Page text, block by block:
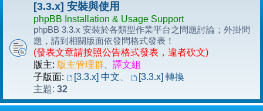
[3.3.x] 安裝與使用
phpBB Installation & Usage Support
phpBB 3.3.x 安裝於各類型作業平台之問題討論；外掛問
題，請到相關版面依發問格式發表！
(發表文章請按照公告格式發表，違者砍文)
版主: 版主管理群
譯文組
子版面:
[3.3.x] 中文
[3.3.x] 轉換
主題: 32